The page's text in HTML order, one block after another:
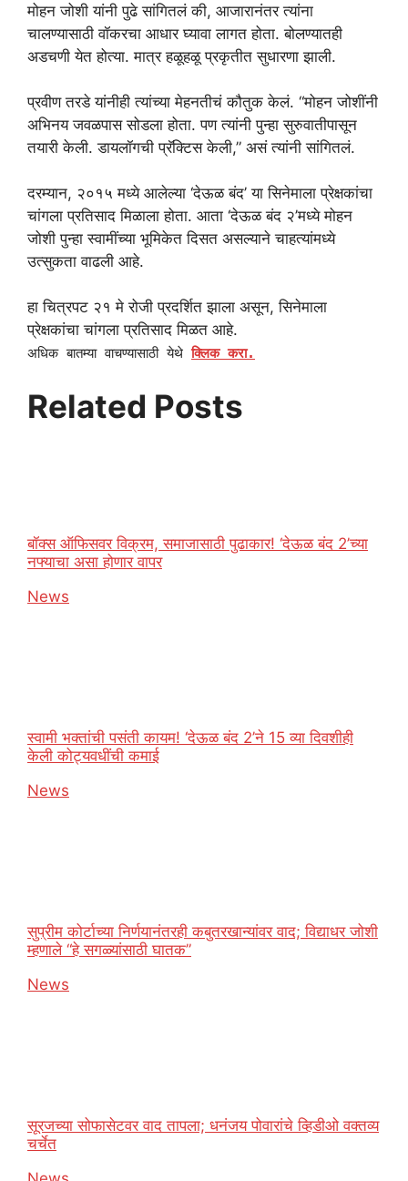
मोहन जोशी यांनी पुढे सांगितलं की, आजारानंतर त्यांना
चालण्यासाठी वॉकरचा आधार घ्यावा लागत होता. बोलण्यातही
अडचणी येत होत्या. मात्र हळूहळू प्रकृतीत सुधारणा झाली.
प्रवीण तरडे यांनीही त्यांच्या मेहनतीचं कौतुक केलं. “मोहन जोशींनी
अभिनय जवळपास सोडला होता. पण त्यांनी पुन्हा सुरुवातीपासून
तयारी केली. डायलॉगची प्रॅक्टिस केली,” असं त्यांनी सांगितलं.
दरम्यान, २०१५ मध्ये आलेल्या ‘देऊळ बंद’ या सिनेमाला प्रेक्षकांचा
चांगला प्रतिसाद मिळाला होता. आता ‘देऊळ बंद २’मध्ये मोहन
जोशी पुन्हा स्वामींच्या भूमिकेत दिसत असल्याने चाहत्यांमध्ये
उत्सुकता वाढली आहे.
हा चित्रपट २१ मे रोजी प्रदर्शित झाला असून, सिनेमाला
प्रेक्षकांचा चांगला प्रतिसाद मिळत आहे.
अधिक बातम्या वाचण्यासाठी येथेक्लिक करा.
Related Posts
बॉक्स ऑफिसवर विक्रम, समाजासाठी पुढाकार! ‘देऊळ बंद 2’च्या
नफ्याचा असा होणार वापर
In relation to
News
स्वामी भक्तांची पसंती कायम! ‘देऊळ बंद 2’ने 15 व्या दिवशीही
केली कोट्यवधींची कमाई
In relation to
News
सुप्रीम कोर्टाच्या निर्णयानंतरही कबुतरखान्यांवर वाद; विद्याधर जोशी
म्हणाले “हे सगळ्यांसाठी घातक”
In relation to
News
सूरजच्या सोफासेटवर वाद तापला; धनंजय पोवारांचे व्हिडीओ वक्तव्य
चर्चेत